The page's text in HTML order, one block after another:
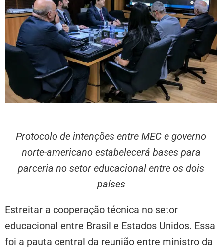
Protocolo de intenções entre MEC e governo
norte-americano estabelecerá bases para
parceria no setor educacional entre os dois
países
Estreitar a cooperação técnica no setor
educacional entre Brasil e Estados Unidos. Essa
foi a pauta central da reunião entre ministro da